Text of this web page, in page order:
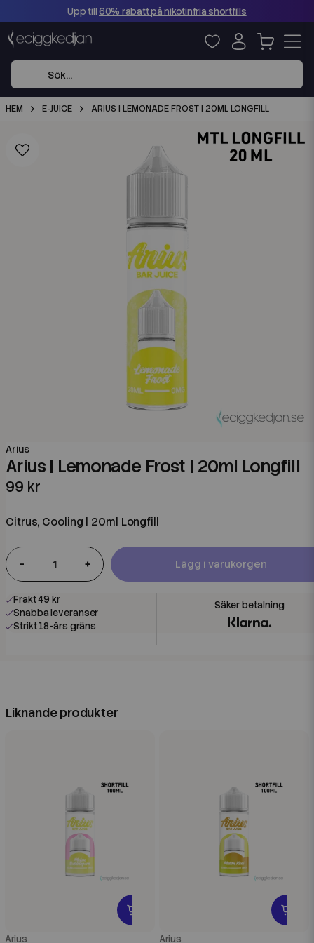
Upp till60% rabatt på nikotinfria shortfills
HEM E-JUICE ARIUS | LEMONADE FROST | 20ML LONGFILL
Arius
Arius | Lemonade Frost | 20ml Longfill
99 kr
Citrus, Cooling | 20ml Longfill
- + Lägg i varukorgen
Frakt 49 kr
Snabba leveranser
Strikt 18-års gräns
Liknande produkter
Arius Arius